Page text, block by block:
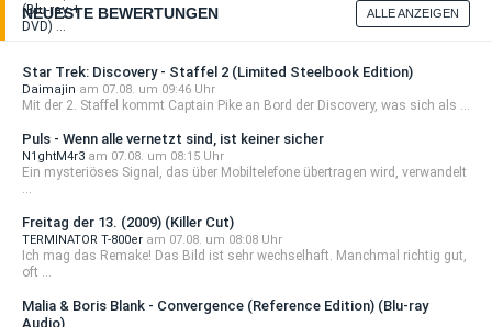
NEUESTE BEWERTUNGEN ALLE ANZEIGEN
Star Trek: Discovery - Staffel 2 (Limited Steelbook Edition)
Daimajin am 07.08. um 09:46 Uhr
Mit der 2. Staffel kommt Captain Pike an Bord der Discovery, was sich als ...
Puls - Wenn alle vernetzt sind, ist keiner sicher
N1ghtM4r3 am 07.08. um 08:15 Uhr
Ein mysteriöses Signal, das über Mobiltelefone übertragen wird, verwandelt
...
Freitag der 13. (2009) (Killer Cut)
TERMINATOR T-800er am 07.08. um 08:08 Uhr
Ich mag das Remake! Das Bild ist sehr wechselhaft. Manchmal richtig gut,
oft ...
Malia & Boris Blank - Convergence (Reference Edition) (Blu-ray
Audio)